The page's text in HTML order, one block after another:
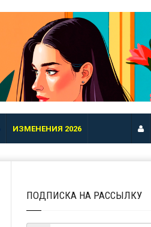
ИЗМЕНЕНИЯ 2026
ПОДПИСКА НА РАССЫЛКУ